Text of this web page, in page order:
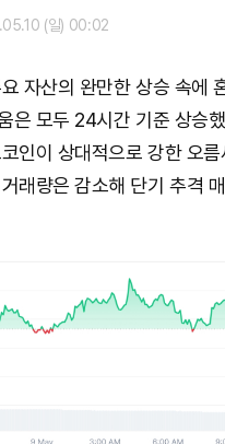
(일) 00:02
자산의 완만한 상승 속에
은 모두 24시간 기준 상승
인이 상대적으로 강한 오름
래량은 감소해 단기 추격